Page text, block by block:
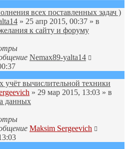
всех поставленных задач )
» 25 апр 2015, 00:37 » в
к сайту и форуму
Nemax89-yalta14
учёт вычислительной техники
» 29 мар 2015, 13:03 » в
данных
Maksim Sergeevich